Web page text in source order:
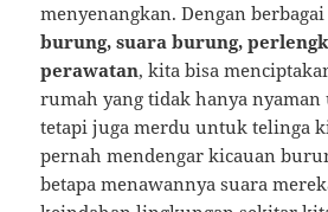
menyenangkan. Dengan
burung, suara burung,
perawatan, kita bisa
rumah yang tidak hanya
tetapi juga merdu untuk telinga
pernah mendengar kicauan
betapa menawannya suara